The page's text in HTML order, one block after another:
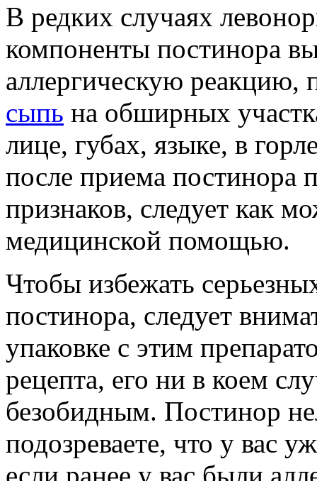
В редких случаях
компоненты постинора
аллергическую реакцию,
сыпь на обширных
лице, губах, языке, в
после приема постинора
признаков, следует как
медицинской помощью.
Чтобы избежать
постинора, следует
упаковке с этим
рецепта, его ни в коем
безобидным. Постинор
подозреваете, что у вас
если ранее у вас были